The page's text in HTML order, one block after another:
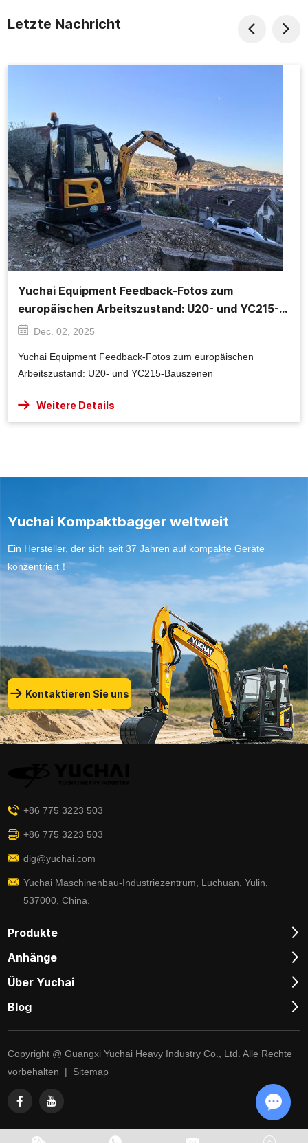
Letzte Nachricht
Yuchai Equipment Feedback-Fotos zum
europäischen Arbeitszustand: U20- und YC215-
Bauszenen
Dec. 02, 2025
Yuchai Equipment Feedback-Fotos zum europäischen
Arbeitszustand: U20- und YC215-Bauszenen
Weitere Details
Yuchai Kompaktbagger weltweit
Ein Hersteller, der sich seit 37 Jahren auf kompakte Geräte
konzentriert！
Kontaktieren Sie uns
+86 775 3223 503
+86 775 3223 503
dig@yuchai.com
Yuchai Maschinenbau-Industriezentrum, Luchuan, Yulin,
537000, China.
Produkte
Anhänge
Über Yuchai
Blog
Copyright @ Guangxi Yuchai Heavy Industry Co., Ltd. Alle Rechte
vorbehalten | Sitemap
Chat